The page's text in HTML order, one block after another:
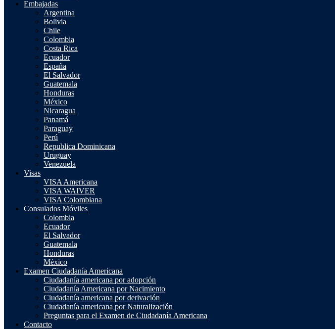
Embajadas
Argentina
Bolivia
Chile
Colombia
Costa Rica
Ecuador
España
El Salvador
Guatemala
Honduras
México
Nicaragua
Panamá
Paraguay
Perú
Republica Dominicana
Uruguay
Venezuela
Visas
VISA Americana
VISA WAIVER
VISA Colombiana
Consulados Móviles
Colombia
Ecuador
El Salvador
Guatemala
Honduras
México
Examen Ciudadanía Americana
Ciudadanía americana por adopción
Ciudadanía Americana por Nacimiento
Ciudadanía americana por derivación
Ciudadanía americana por Naturalización
Preguntas para el Examen de Ciudadanía Americana
Contacto